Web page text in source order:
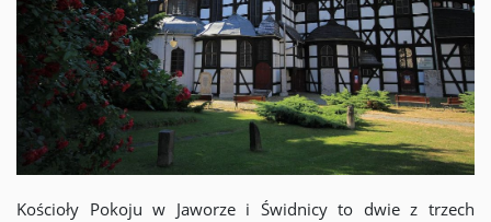
Kościoły Pokoju w Jaworze i Świdnicy to dwie z trzech